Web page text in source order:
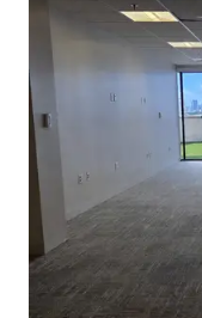
d'entrée s'ouvrent
mobilier design,
aménagement
des éléments o